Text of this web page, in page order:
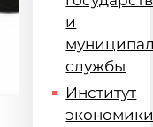
и
службы
Институт